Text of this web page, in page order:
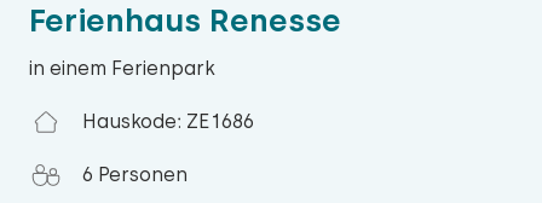
Ferienhaus Renesse
in einem Ferienpark
Hauskode: ZE1686
6 Personen